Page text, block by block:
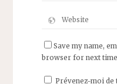
Save my name,
browser for next
Prévenez-moi de